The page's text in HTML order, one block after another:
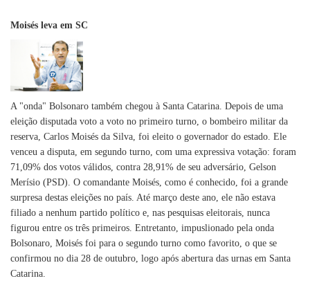
Moisés leva em SC
A "onda" Bolsonaro também chegou à Santa Catarina. Depois de uma
eleição disputada voto a voto no primeiro turno, o bombeiro militar da
reserva, Carlos Moisés da Silva, foi eleito o governador do estado. Ele
venceu a disputa, em segundo turno, com uma expressiva votação: foram
71,09% dos votos válidos, contra 28,91% de seu adversário, Gelson
Merísio (PSD). O comandante Moisés, como é conhecido, foi a grande
surpresa destas eleições no país. Até março deste ano, ele não estava
filiado a nenhum partido político e, nas pesquisas eleitorais, nunca
figurou entre os três primeiros. Entretanto, impuslionado pela onda
Bolsonaro, Moisés foi para o segundo turno como favorito, o que se
confirmou no dia 28 de outubro, logo após abertura das urnas em Santa
Catarina.